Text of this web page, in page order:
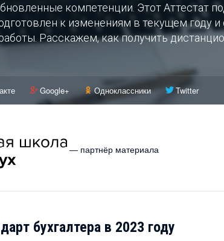
компетенции. Этот Аттестат
к изменениям в текущем году
Расскажем, как получить
Google+ Одноклассники Twitter
— партнёр материала
бухгалтера в 2023 году